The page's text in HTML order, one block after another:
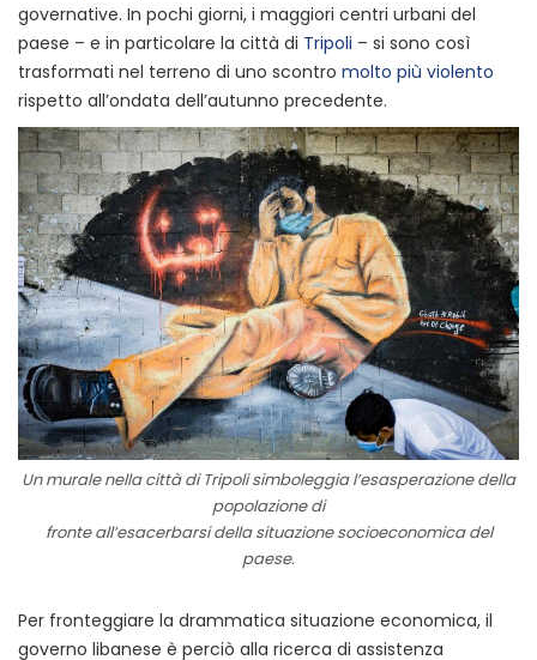
governative. In pochi giorni, i maggiori centri urbani del
paese – e in particolare la città di Tripoli – si sono così
trasformati nel terreno di uno scontro molto più violento
rispetto all’ondata dell’autunno precedente.
Un murale nella città di Tripoli simboleggia l’esasperazione della
popolazione di
fronte all’esacerbarsi della situazione socioeconomica del
paese.
Per fronteggiare la drammatica situazione economica, il
governo libanese è perciò alla ricerca di assistenza